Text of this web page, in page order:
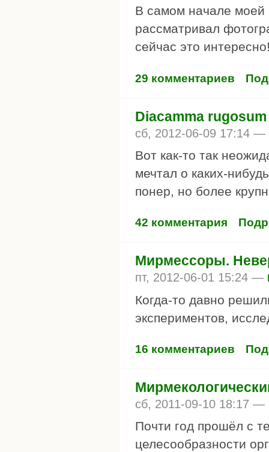
В самом начале моей
рассматривал
сейчас это
29 комментариев
Diacamma
сб, 2012-06-09 17:14 —
Вот как-то так
мечтал о каких-
понер, но более
42 комментария
Мирмессоры.
пт, 2012-06-01 15:24 —
Когда-то давно
экспериментов,
16 комментариев
сб, 2011-09-10 18:17 —
Почти год прошёл с
целесообразности